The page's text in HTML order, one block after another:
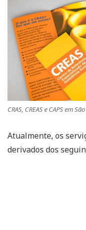
CRAS, CREAS e CAPS em
Atualmente, os
derivados dos